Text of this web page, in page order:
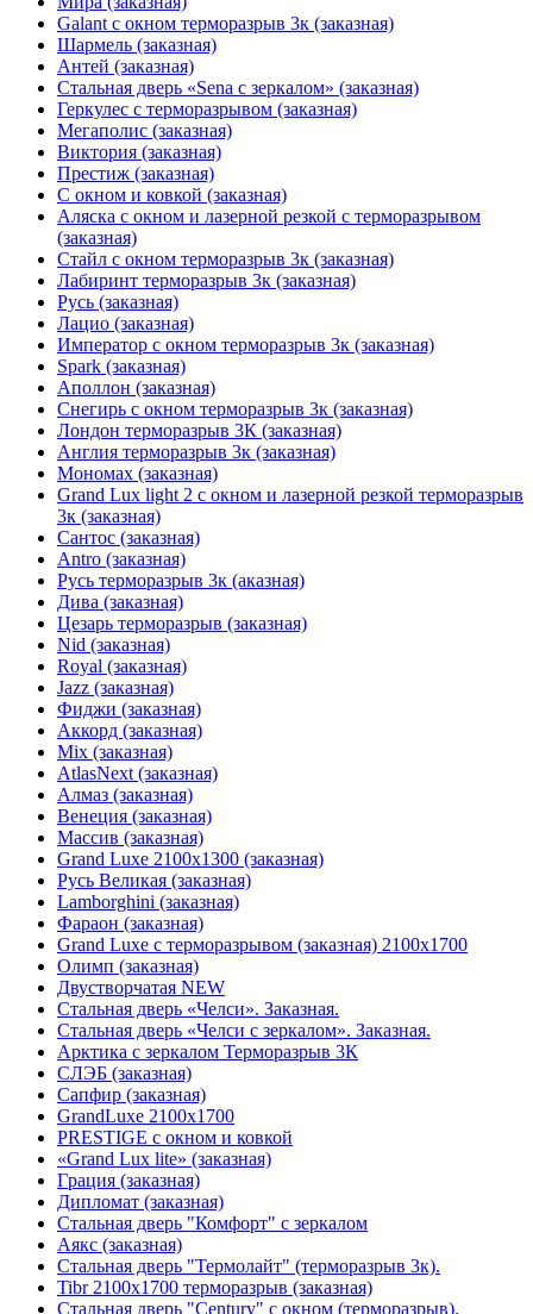
Galant с окном терморазрыв 3к (заказная)
Шармель (заказная)
Антей (заказная)
Стальная дверь «Sena с зеркалом» (заказная)
Геркулес с терморазрывом (заказная)
Мегаполис (заказная)
Виктория (заказная)
Престиж (заказная)
С окном и ковкой (заказная)
Аляска с окном и лазерной резкой с терморазрывом
(заказная)
Стайл с окном терморазрыв 3к (заказная)
Лабиринт терморазрыв 3к (заказная)
Русь (заказная)
Лацио (заказная)
Император с окном терморазрыв 3к (заказная)
Spark (заказная)
Аполлон (заказная)
Снегирь с окном терморазрыв 3к (заказная)
Лондон терморазрыв 3К (заказная)
Англия терморазрыв 3к (заказная)
Мономах (заказная)
Grand Lux light 2 с окном и лазерной резкой терморазрыв
3к (заказная)
Сантос (заказная)
Antro (заказная)
Русь терморазрыв 3к (аказная)
Дива (заказная)
Цезарь терморазрыв (заказная)
Nid (заказная)
Royal (заказная)
Jazz (заказная)
Фиджи (заказная)
Аккорд (заказная)
Mix (заказная)
AtlasNext (заказная)
Алмаз (заказная)
Венеция (заказная)
Массив (заказная)
Grand Luxe 2100х1300 (заказная)
Русь Великая (заказная)
Lamborghini (заказная)
Фараон (заказная)
Grand Luxe с терморазрывом (заказная) 2100х1700
Олимп (заказная)
Двустворчатая NEW
Стальная дверь «Челси». Заказная.
Стальная дверь «Челси с зеркалом». Заказная.
Арктика с зеркалом Терморазрыв 3К
СЛЭБ (заказная)
Сапфир (заказная)
GrandLuxe 2100х1700
PRESTIGE с окном и ковкой
«Grand Lux lite» (заказная)
Гpация (заказная)
Дипломат (заказная)
Стальная дверь "Комфорт" с зеркалом
Аякс (заказная)
Стальная дверь "Термолайт" (терморазрыв 3к).
Tibr 2100х1700 терморазрыв (заказная)
Стальная дверь "Century" с окном (терморазрыв).